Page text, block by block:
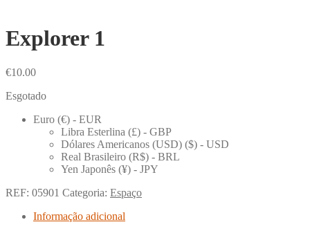
Explorer 1
€10.00
Esgotado
Euro (€) - EUR
Libra Esterlina (£) - GBP
Dólares Americanos (USD) ($) - USD
Real Brasileiro (R$) - BRL
Yen Japonês (¥) - JPY
REF: 05901 Categoria: Espaço
Informação adicional